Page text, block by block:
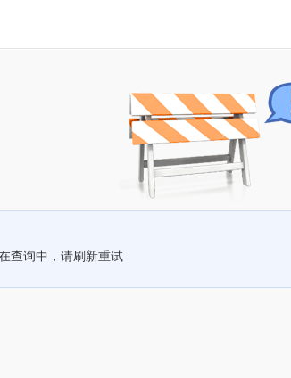
查询中，请刷新重试